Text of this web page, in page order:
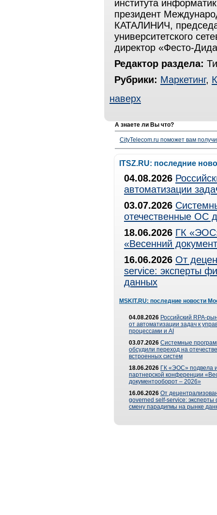
института
президент
КАТАЛИНИЧ,
университетского
директор «Фесто-
Редактор раздела:
Рубрики: Маркетинг,
наверх
А знаете ли Вы что?
CityTelecom.ru поможет вам
ITSZ.RU: последние
04.08.2026
автоматизации
03.07.2026
отечественные ОС
18.06.2026 ГК
«Весенний
16.06.2026 От
service: эксперты
данных
MSKIT.RU: последние новости
04.08.2026 Российский RPA-
от автоматизации задач к
процессами и AI
03.07.2026 Системные
обсудили переход на
встроенных систем
18.06.2026 ГК «ЭОС» подвела
партнерской конференции
документооборот – 2026»
16.06.2026 От
governed self-service: эксперты
смену парадигмы на рынке